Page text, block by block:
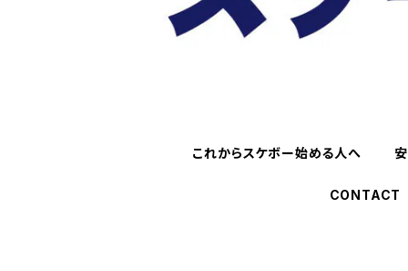
これからスケボー始める人へ
CONTACT